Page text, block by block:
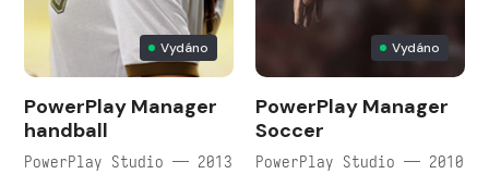
Vydáno
PowerPlay Manager
handball
PowerPlay Studio — 2013
Vydáno
PowerPlay Manager
Soccer
PowerPlay Studio — 2010